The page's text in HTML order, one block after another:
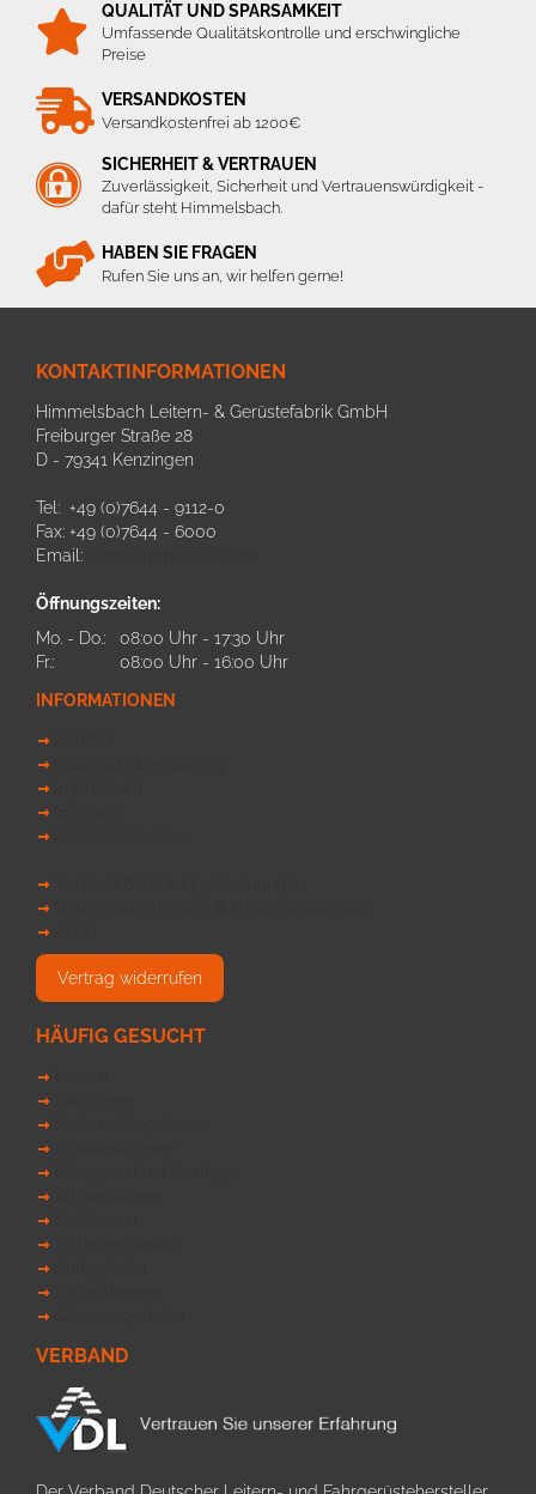
QUALITÄT UND SPARSAMKEIT
Umfassende Qualitätskontrolle und erschwingliche
Preise
VERSANDKOSTEN
Versandkostenfrei ab 1200€
SICHERHEIT & VERTRAUEN
Zuverlässigkeit, Sicherheit und Vertrauenswürdigkeit -
dafür steht Himmelsbach.
HABEN SIE FRAGEN
Rufen Sie uns an, wir helfen gerne!
KONTAKTINFORMATIONEN
Himmelsbach Leitern- & Gerüstefabrik GmbH
Freiburger Straße 28
D - 79341 Kenzingen
Tel: +49 (0)7644 - 9112-0
Fax: +49 (0)7644 - 6000
Email:
Öffnungszeiten:
Mo. - Do.:
08:00 Uhr - 17:30 Uhr
Fr.:
08:00 Uhr - 16:00 Uhr
INFORMATIONEN
Vertrag widerrufen
HÄUFIG GESUCHT
VERBAND